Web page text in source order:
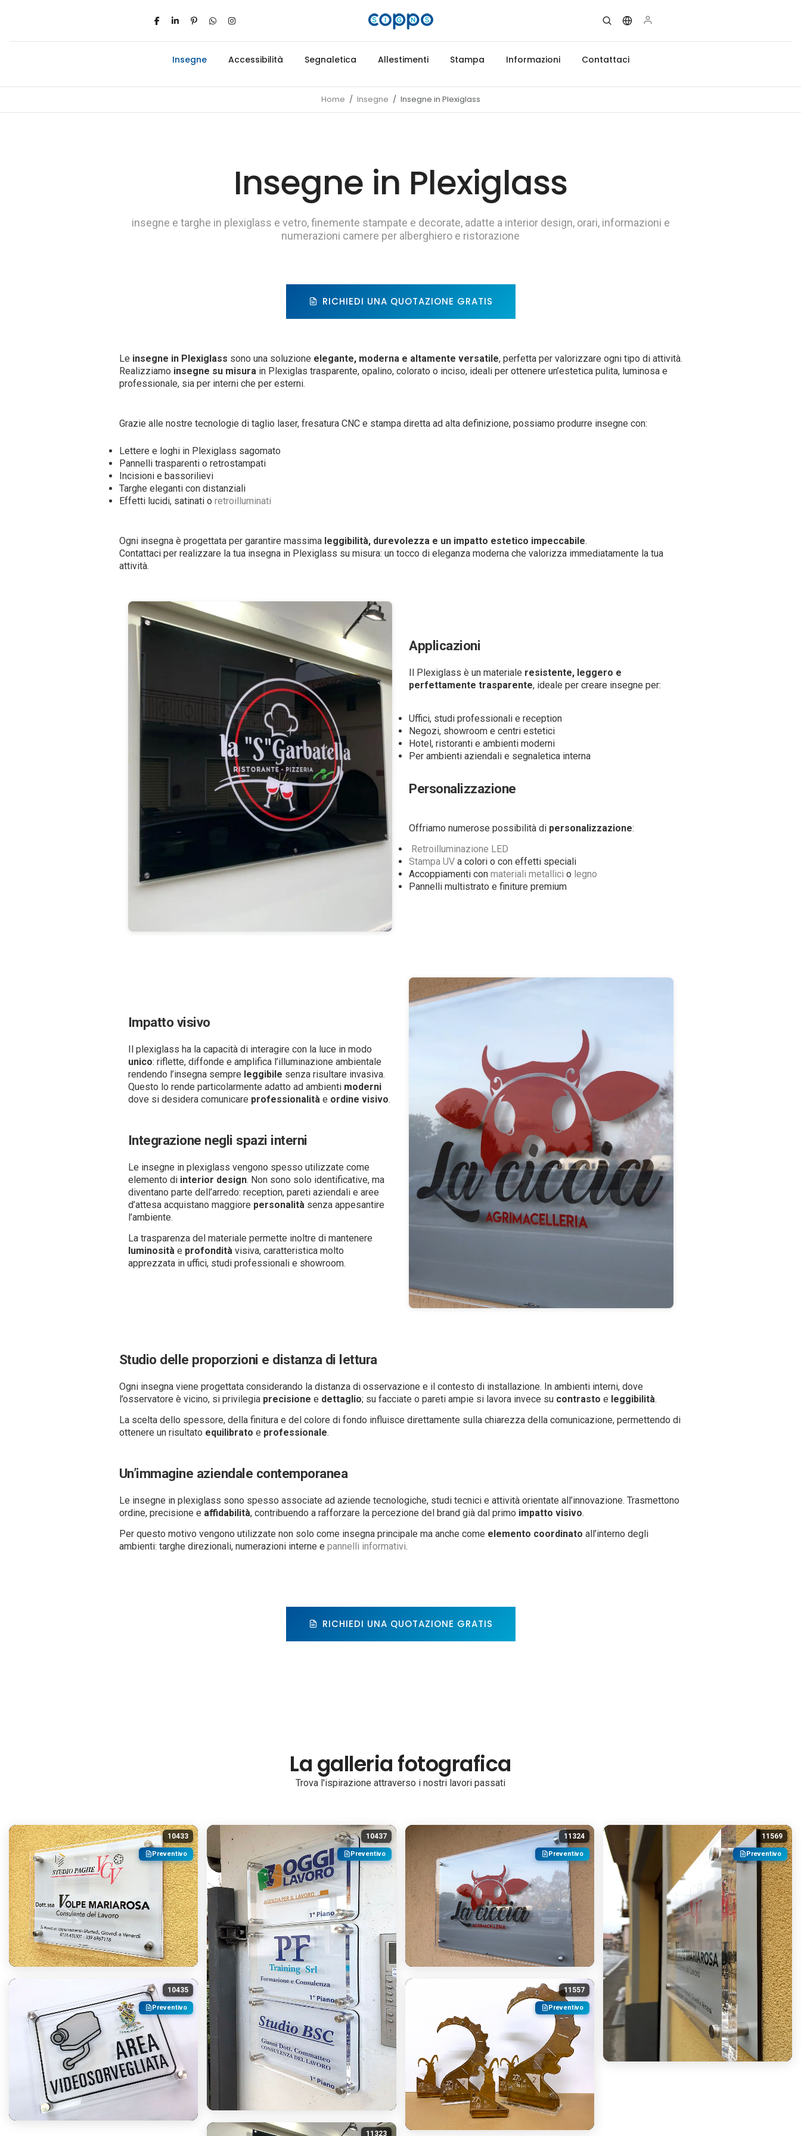
Insegne Accessibilità Segnaletica Allestimenti Stampa Informazioni Contattaci
Home Insegne Insegne in Plexiglass
Insegne in Plexiglass
insegne e targhe in plexiglass e vetro, finemente stampate e decorate, adatte a interior design, orari, informazioni e
numerazioni camere per alberghiero e ristorazione
RICHIEDI UNA QUOTAZIONE GRATIS
Le insegne in Plexiglass sono una soluzione elegante, moderna e altamente versatile, perfetta per valorizzare ogni tipo di attività.
Realizziamo insegne su misurain Plexiglas trasparente, opalino, colorato o inciso, ideali per ottenere un’estetica pulita, luminosa e
professionale, sia per interni che per esterni.
Grazie alle nostre tecnologie di taglio laser, fresatura CNC e stampa diretta ad alta definizione, possiamo produrre insegne con:
Lettere e loghi in Plexiglass sagomato
Pannelli trasparenti o retrostampati
Incisioni e bassorilievi
Targhe eleganti con distanziali
Effetti lucidi, satinati o retroilluminati
Ogni insegna è progettata per garantire massima leggibilità, durevolezza e un impatto estetico impeccabile.
Contattaci per realizzare la tua insegna in Plexiglass su misura: un tocco di eleganza moderna che valorizza immediatamente la tua
attività.
Applicazioni
Il Plexiglass è un materiale resistente, leggero e
perfettamente trasparente, ideale per creare insegne per:
Uffici, studi professionali e reception
Negozi, showroom e centri estetici
Hotel, ristoranti e ambienti moderni
Per ambienti aziendali e segnaletica interna
Personalizzazione
Offriamo numerose possibilità di personalizzazione:
Retroilluminazione LED
Stampa UV a colori o con effetti speciali
Accoppiamenti con materiali metallici o legno
Pannelli multistrato e finiture premium
Impatto visivo
Il plexiglass ha la capacità di interagire con la luce in modo
unico: riflette, diffonde e amplifica l’illuminazione ambientale
rendendo l’insegna sempre leggibile senza risultare invasiva.
Questo lo rende particolarmente adatto ad ambienti moderni
dove si desidera comunicare professionalità e ordine visivo.
Integrazione negli spazi interni
Le insegne in plexiglass vengono spesso utilizzate come
elemento di interior design. Non sono solo identificative, ma
diventano parte dell’arredo: reception, pareti aziendali e aree
d’attesa acquistano maggiore personalità senza appesantire
l’ambiente.
La trasparenza del materiale permette inoltre di mantenere
luminosità e profondità visiva, caratteristica molto
apprezzata in uffici, studi professionali e showroom.
Studio delle proporzioni e distanza di lettura
Ogni insegna viene progettata considerando la distanza di osservazione e il contesto di installazione. In ambienti interni, dove
l’osservatore è vicino, si privilegia precisione e dettaglio; su facciate o pareti ampie si lavora invece su contrasto e leggibilità.
La scelta dello spessore, della finitura e del colore di fondo influisce direttamente sulla chiarezza della comunicazione, permettendo di
ottenere un risultato equilibrato e professionale.
Un’immagine aziendale contemporanea
Le insegne in plexiglass sono spesso associate ad aziende tecnologiche, studi tecnici e attività orientate all’innovazione. Trasmettono
ordine, precisione e affidabilità, contribuendo a rafforzare la percezione del brand già dal primo impatto visivo.
Per questo motivo vengono utilizzate non solo come insegna principale ma anche come elemento coordinato all’interno degli
ambienti: targhe direzionali, numerazioni interne e pannelli informativi.
RICHIEDI UNA QUOTAZIONE GRATIS
La galleria fotografica
Trova l'ispirazione attraverso i nostri lavori passati
10433
Preventivo
10435
Preventivo
10437
Preventivo
11323
11324
Preventivo
11557
Preventivo
11569
Preventivo